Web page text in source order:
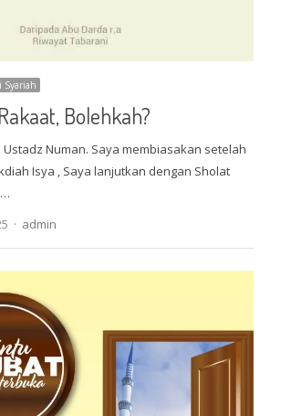
Syariah
Bolehkah?
Ustadz Numan. Saya membiasakan setelah
Isya , Saya lanjutkan dengan Sholat
Author
admin